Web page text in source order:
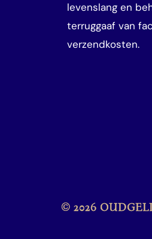
levenslang en
terruggaaf van
verzendkosten.
© 2026